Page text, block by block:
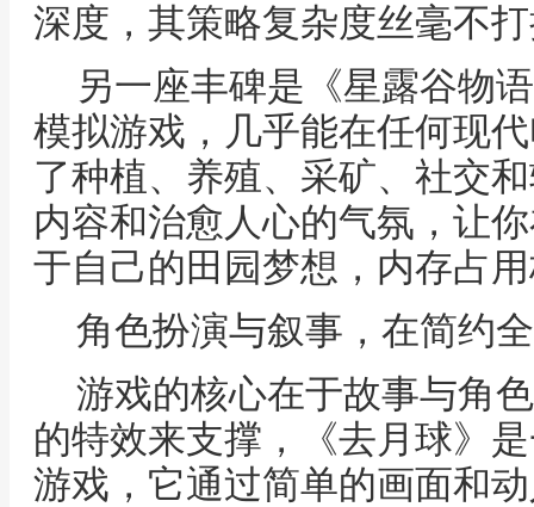
深度，其策略复杂度丝毫不
另一座丰碑是《星露谷物
模拟游戏，几乎能在任何现
了种植、养殖、采矿、社交
内容和治愈人心的气氛，让
于自己的田园梦想，内存占
角色扮演与叙事，在简约
游戏的核心在于故事与角
的特效来支撑，《去月球》
游戏，它通过简单的画面和